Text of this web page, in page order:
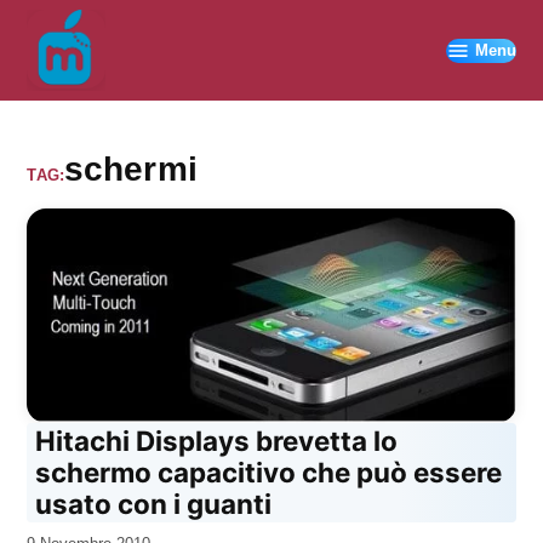
contenuto
Menu
TAG:schermi
Hitachi Displays brevetta lo
schermo capacitivo che può essere
usato con i guanti